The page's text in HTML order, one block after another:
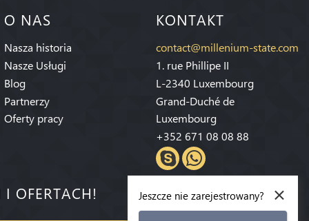
O NAS
Nasza historia
Nasze Usługi
Blog
Partnerzy
Oferty pracy
KONTAKT
contact@millenium-state.com
1. rue Phillipe II
L-2340 Luxembourg
Grand-Duché de
Luxembourg
+352 671 08 08 88
OFERTACH! ×
Jeszcze nie zarejestrowany?